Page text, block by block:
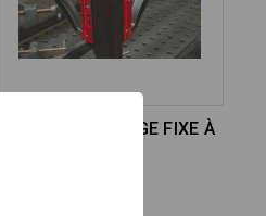
PINCE DE SOUDAGE FIXE À